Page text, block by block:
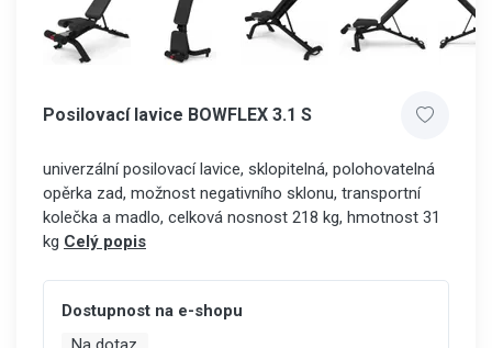
Posilovací lavice BOWFLEX 3.1 S
univerzální posilovací lavice, sklopitelná, polohovatelná
opěrka zad, možnost negativního sklonu, transportní
kolečka a madlo, celková nosnost 218 kg, hmotnost 31
kg Celý popis
Dostupnost na e-shopu